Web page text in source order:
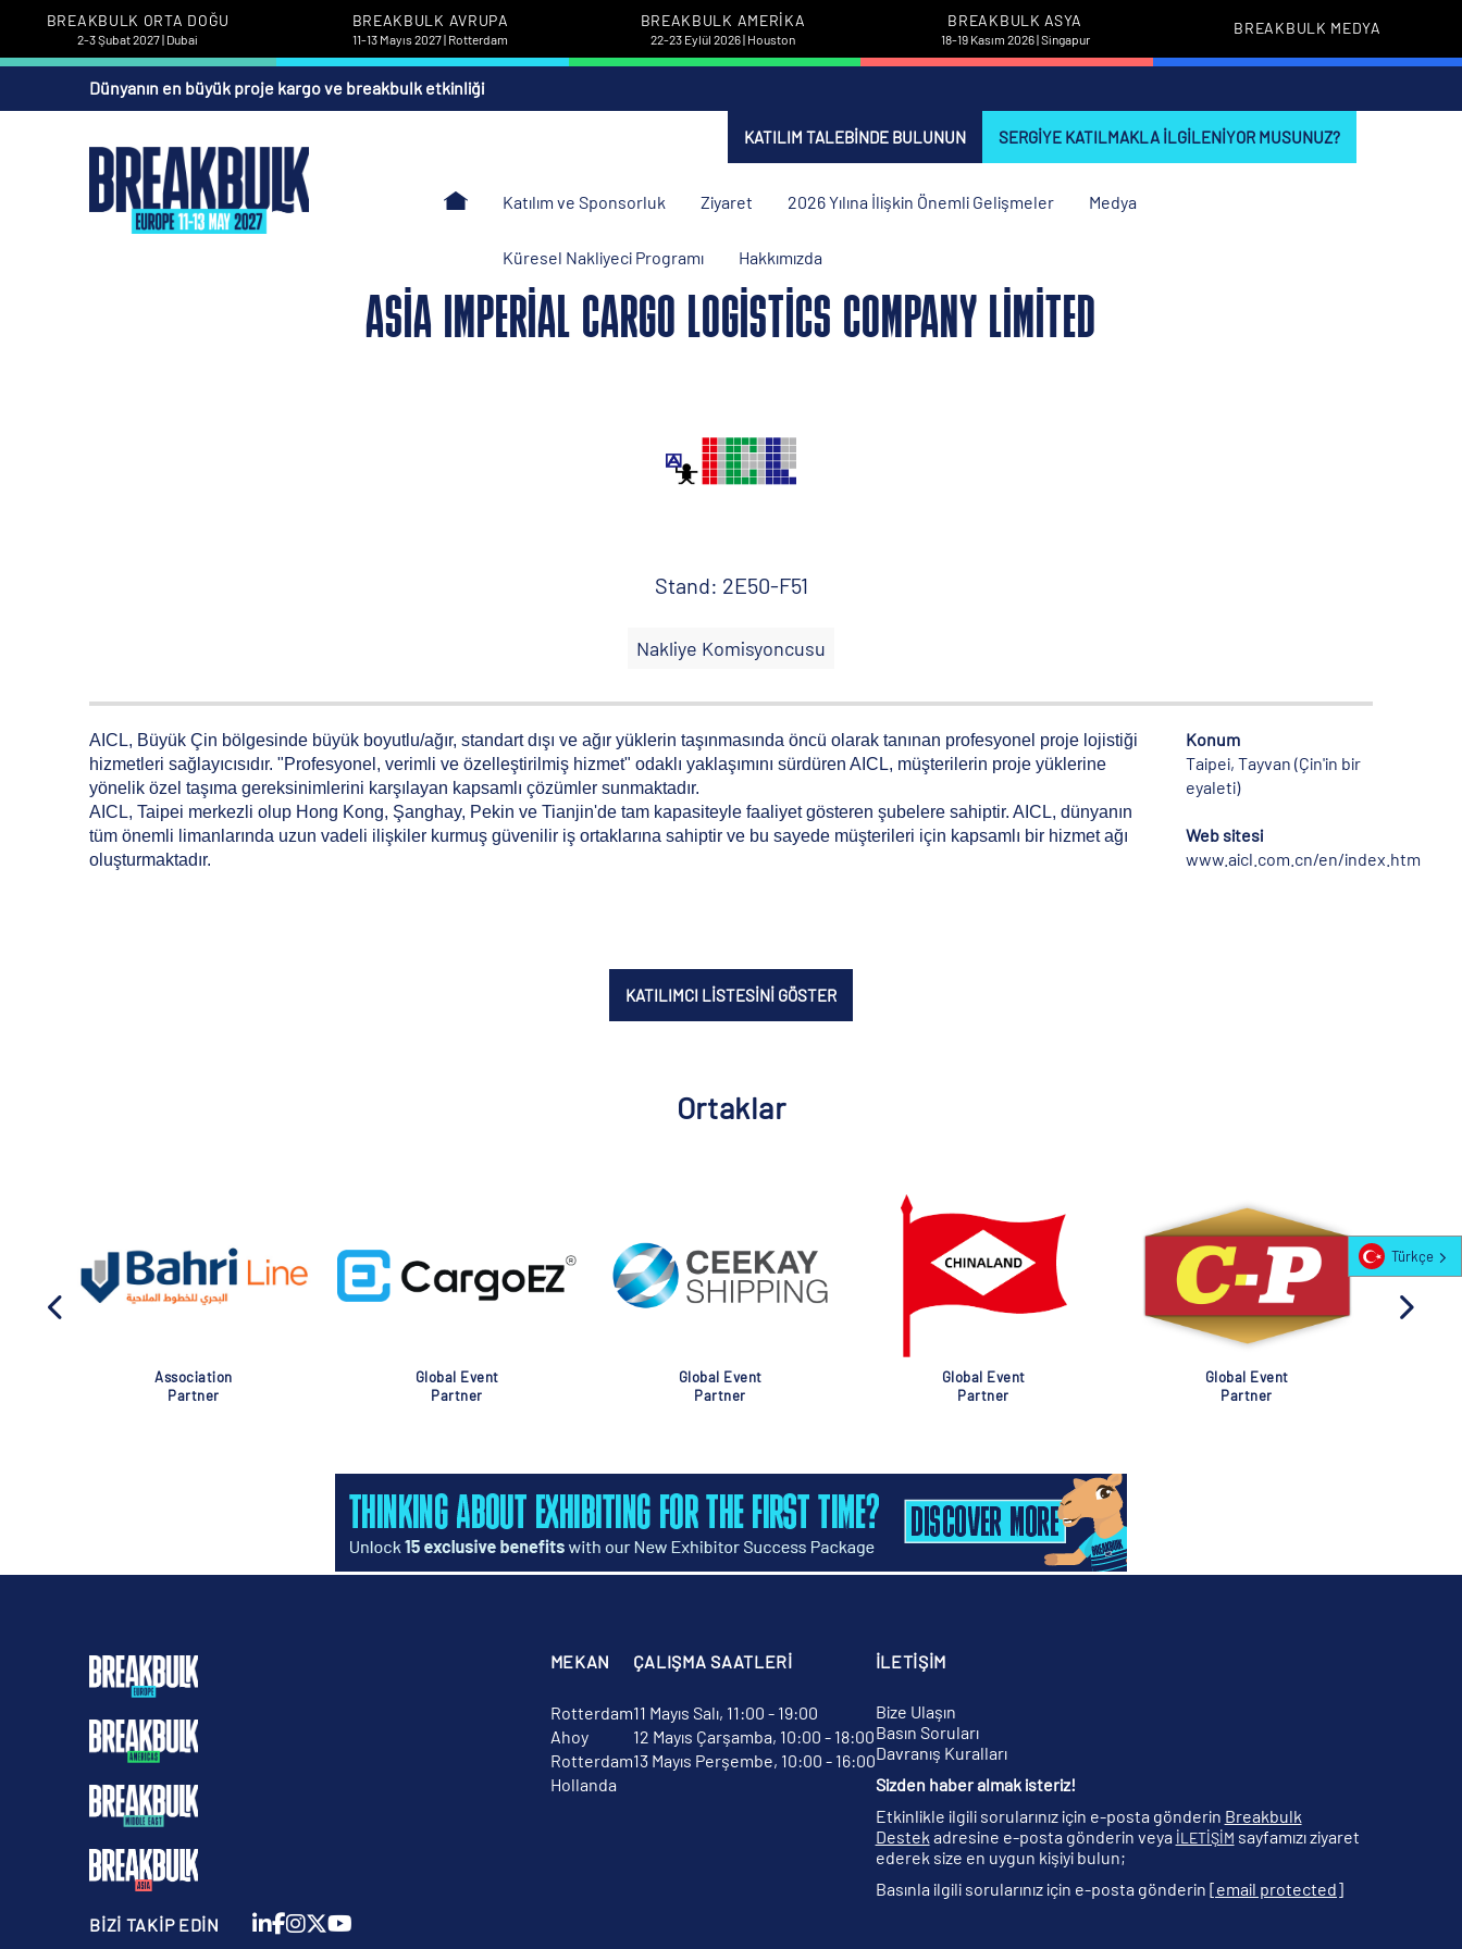
BREAKBULK ORTA DOĞU
2-3 Şubat 2027 | Dubai
BREAKBULK AVRUPA
11-13 Mayıs 2027 | Rotterdam
BREAKBULK AMERIKA
22-23 Eylül 2026 | Houston
BREAKBULK ASYA
18-19 Kasım 2026 | Singapur
BREAKBULK MEDYA
Dünyanın en büyük proje kargo ve breakbulk etkinliği
KATILIM TALEBINDE BULUNUN SERGIYE KATILMAKLA ILGILENIYOR MUSUNUZ?
Katılım ve Sponsorluk Ziyaret 2026 Yılına İlişkin Önemli Gelişmeler Medya
Küresel Nakliyeci Programı Hakkımızda
ASIA IMPERIAL CARGO LOGISTICS COMPANY LIMITED
Stand: 2E50-F51
Nakliye Komisyoncusu
AICL, Büyük Çin bölgesinde büyük boyutlu/ağır, standart dışı ve ağır yüklerin taşınmasında öncü olarak tanınan profesyonel proje lojistiği
hizmetleri sağlayıcısıdır. "Profesyonel, verimli ve özelleştirilmiş hizmet" odaklı yaklaşımını sürdüren AICL, müşterilerin proje yüklerine
yönelik özel taşıma gereksinimlerini karşılayan kapsamlı çözümler sunmaktadır.
AICL, Taipei merkezli olup Hong Kong, Şanghay, Pekin ve Tianjin'de tam kapasiteyle faaliyet gösteren şubelere sahiptir. AICL, dünyanın
tüm önemli limanlarında uzun vadeli ilişkiler kurmuş güvenilir iş ortaklarına sahiptir ve bu sayede müşterileri için kapsamlı bir hizmet ağı
oluşturmaktadır.
Konum
Taipei, Tayvan (Çin'in bir
eyaleti)
Web sitesi
www.aicl.com.cn/en/index.htm
KATILIMCI LİSTESİNİ GÖSTER
Ortaklar
Association
Partner
Global Event
Partner
Global Event
Partner
Global Event
Partner
Global Event
Partner
MEKAN
Rotterdam
Ahoy
Rotterdam
Hollanda
ÇALIŞMA SAATLERİ
11 Mayıs Salı, 11:00 - 19:00
12 Mayıs Çarşamba, 10:00 - 18:00
13 Mayıs Perşembe, 10:00 - 16:00
İLETİŞİM
Bize Ulaşın
Basın Soruları
Davranış Kuralları
Sizden haber almak isteriz!
Etkinlikle ilgili sorularınız için e-posta gönderin Breakbulk
Destek adresine e-posta gönderin veya İLETİŞİM sayfamızı ziyaret
ederek size en uygun kişiyi bulun;
Basınla ilgili sorularınız için e-posta gönderin [email protected]
BİZİ TAKİP EDİN
Türkçe